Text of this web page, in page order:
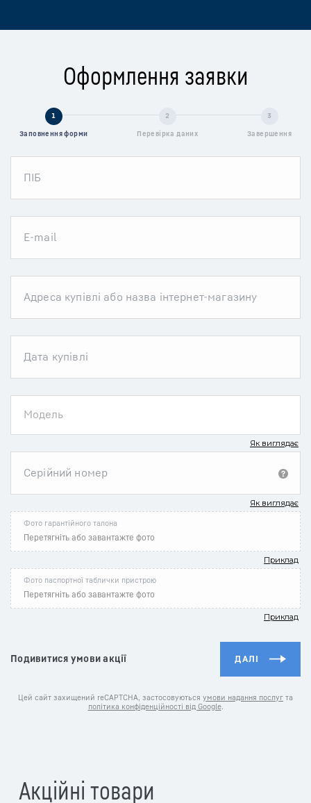
Оформлення заявки
1
Заповнення форми
2
Перевірка даних
3
Завершення
Модель
Як виглядає
Як виглядає
Фото гарантійного талона
Перетягніть або завантажте фото
Приклад
Фото паспортної таблички пристрою
Перетягніть або завантажте фото
Приклад
Подивитися умови акції ДАЛІ
Цей сайт захищений reCAPTCHA, застосовуються умови надання послуг та
політика конфіденційності від Google.
Акційні товари